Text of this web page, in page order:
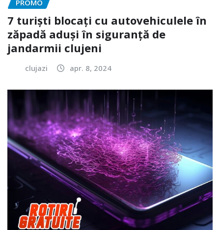
PROMO
7 turiști blocați cu autovehiculele în
zăpadă aduși în siguranță de
jandarmii clujeni
clujazi apr. 8, 2024